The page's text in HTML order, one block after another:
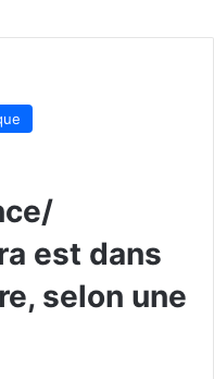
est dans
selon une